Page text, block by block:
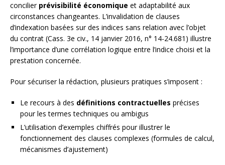
concilier prévisibilité économique et adaptabilité aux
circonstances changeantes. L’invalidation de clauses
d’indexation basées sur des indices sans relation avec l’objet
du contrat (Cass. 3e civ., 14 janvier 2016, n° 14-24.681) illustre
l’importance d’une corrélation logique entre l’indice choisi et la
prestation concernée.
Pour sécuriser la rédaction, plusieurs pratiques s’imposent :
Le recours à des définitions contractuelles précises
pour les termes techniques ou ambigus
L’utilisation d’exemples chiffrés pour illustrer le
fonctionnement des clauses complexes (formules de calcul,
mécanismes d’ajustement)